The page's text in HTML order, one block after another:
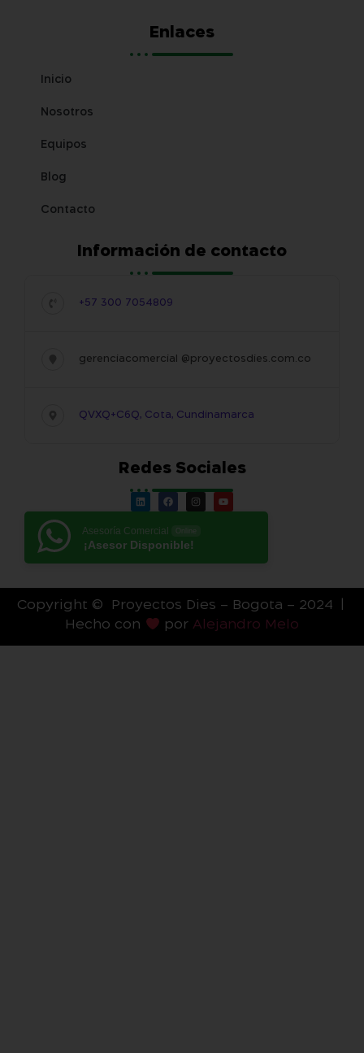
Enlaces
Inicio
Nosotros
Equipos
Blog
Contacto
Información de contacto
+57 300 7054809
gerenciacomercial @proyectosdies.com.co
QVXQ+C6Q, Cota, Cundinamarca
Redes Sociales
Asesoría Comercial
¡Asesor Disponible!
Copyright © Proyectos Dies – Bogota – 2024 |
Hecho con
por Alejandro Melo